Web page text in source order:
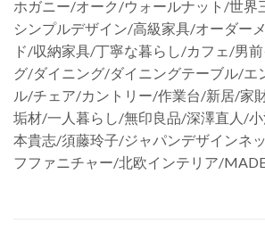
ホガニー/オーク/ウォールナット/世界
シンプルデザイン/高級家具/オーダー
ド/収納家具/丁寧な暮らし/カフェ/男
グ/ダイニング/ダイニングテーブル/エ
ル/チェア/カントリー/作業台/新居/家
垢材/一人暮らし/無印良品/深澤直人/
本貴志/須藤玲子/ジャパンデザインネ
フファニチャー/北欧インテリア/